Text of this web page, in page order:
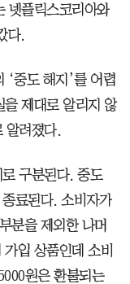
넷플릭스코리아와
다.
‘중도 해지’를 어렵
제대로 알리지 않
려졌다.
구분된다. 중도
료된다. 소비자가
분을 제외한 나머
입 상품인데 소비
원은 환불되는